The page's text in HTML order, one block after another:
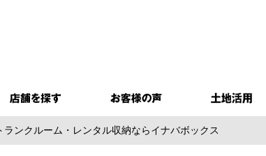
ンクルーム・レンタル収納ならイナバボックス